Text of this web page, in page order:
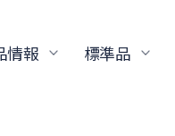
情報 標準品